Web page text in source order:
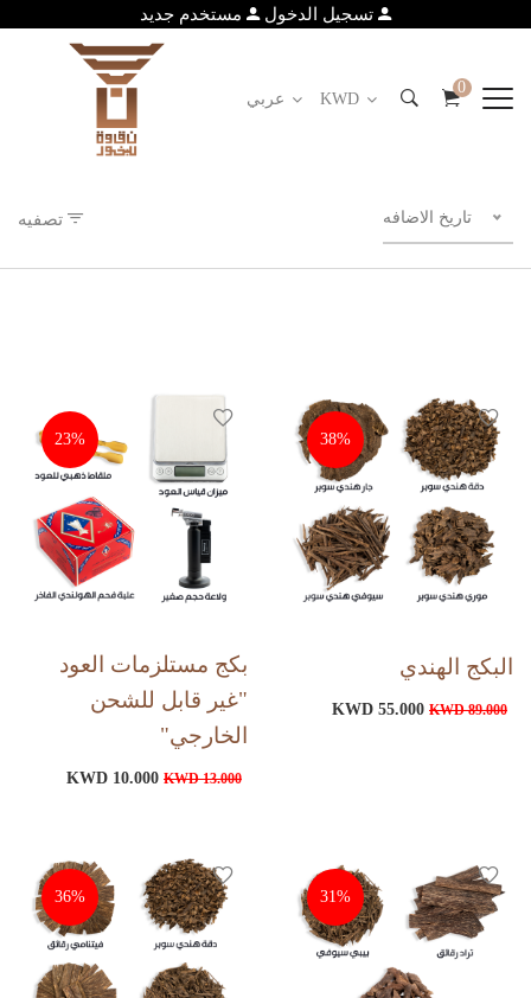
تسجيل الدخول مستخدم جديد
عربي KWD
0
تاريخ الاضافه تصفيه
38%
البكج الهندي
KWD 55.000 KWD 89.000
23%
بكج مستلزمات العود
"غير قابل للشحن
الخارجي"
KWD 10.000 KWD 13.000
31%
36%